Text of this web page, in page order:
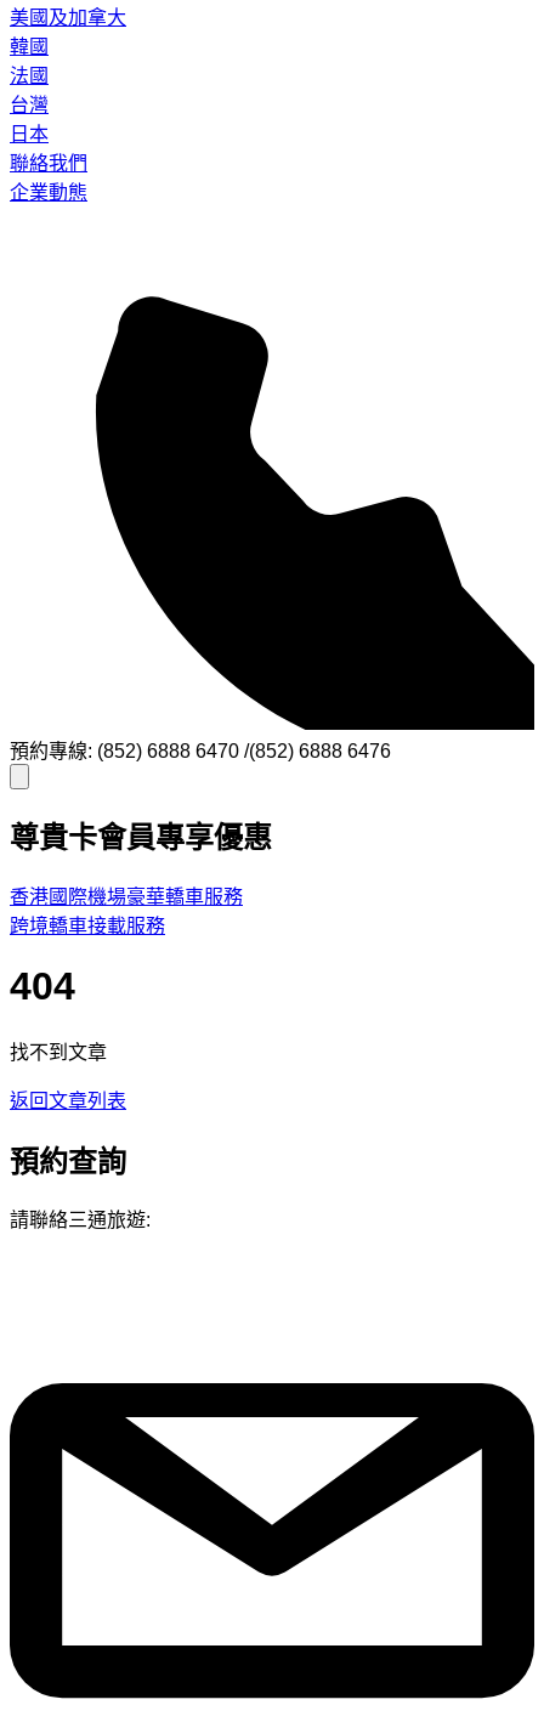
美國及加拿大
韓國
法國
台灣
日本
聯絡我們
企業動態
預約專線: (852) 6888 6470 /(852) 6888 6476
尊貴卡會員專享優惠
香港國際機場豪華轎車服務
跨境轎車接載服務
404
找不到文章
返回文章列表
預約查詢
請聯絡三通旅遊: